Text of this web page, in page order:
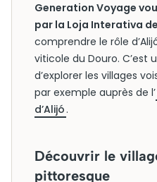
Generation Voyage
par la Loja Interativa
comprendre le rôle
viticole du Douro.
d’explorer les villages
par exemple auprès de l’
d’Alijó .
Découvrir le
pittoresque